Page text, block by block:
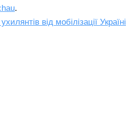
.
від мобілізації Україні